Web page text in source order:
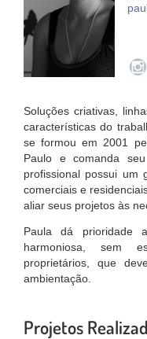
Soluções criativas,
características do
se formou em 2001
Paulo e comanda
profissional possui um
comerciais e
aliar seus projetos às
Paula dá prioridade
harmoniosa, sem
proprietários, que
ambientação.
Projetos